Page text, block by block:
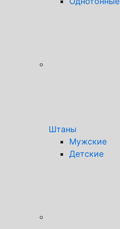
Штаны
Мужские
Детские